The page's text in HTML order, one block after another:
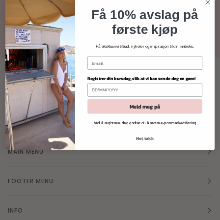
Bli med for å få spesialtilbud og mye mer!
MAIN MENU
FOOTER MENU
INFO
Få 10% avslag på
første kjøp
Få eksklusive tilbud, nyheter og inspirasjon til din innboks.
Registrer din bursdag, slik at vi kan sende deg en gave!
Meld meg på
Ved å registrere deg godtar du å motta e-postmarkedsføring
Nei, takk